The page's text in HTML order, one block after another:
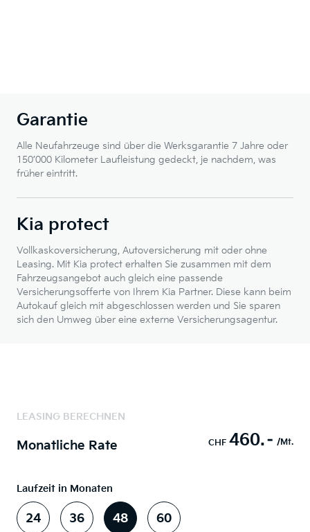
Garantie
Alle Neufahrzeuge sind über die Werksgarantie 7 Jahre oder
150’000 Kilometer Laufleistung gedeckt, je nachdem, was
früher eintritt.
Kia protect
Vollkaskoversicherung, Autoversicherung mit oder ohne
Leasing. Mit Kia protect erhalten Sie zusammen mit dem
Fahrzeugsangebot auch gleich eine passende
Versicherungsofferte von Ihrem Kia Partner. Diese kann beim
Autokauf gleich mit abgeschlossen werden und Sie sparen
sich den Umweg über eine externe Versicherungsagentur.
LEASING BERECHNEN
Monatliche Rate CHF 460.– /Mt.
Laufzeit in Monaten
24 36 48 60